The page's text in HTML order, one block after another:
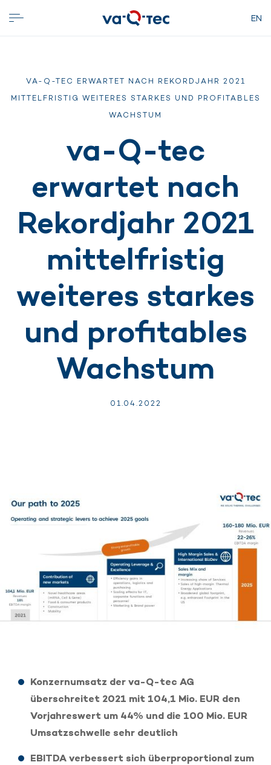
EN
VA-Q-TEC ERWARTET NACH REKORDJAHR 2021
MITTELFRISTIG WEITERES STARKES UND PROFITABLES
WACHSTUM
va-Q-tec
erwartet nach
Rekordjahr 2021
mittelfristig
weiteres starkes
und profitables
Wachstum
01.04.2022
Konzernumsatz der va-Q-tec AG
überschreitet 2021 mit 104,1 Mio. EUR den
Vorjahreswert um 44% und die 100 Mio. EUR
Umsatzschwelle sehr deutlich
EBITDA verbessert sich überproportional zum